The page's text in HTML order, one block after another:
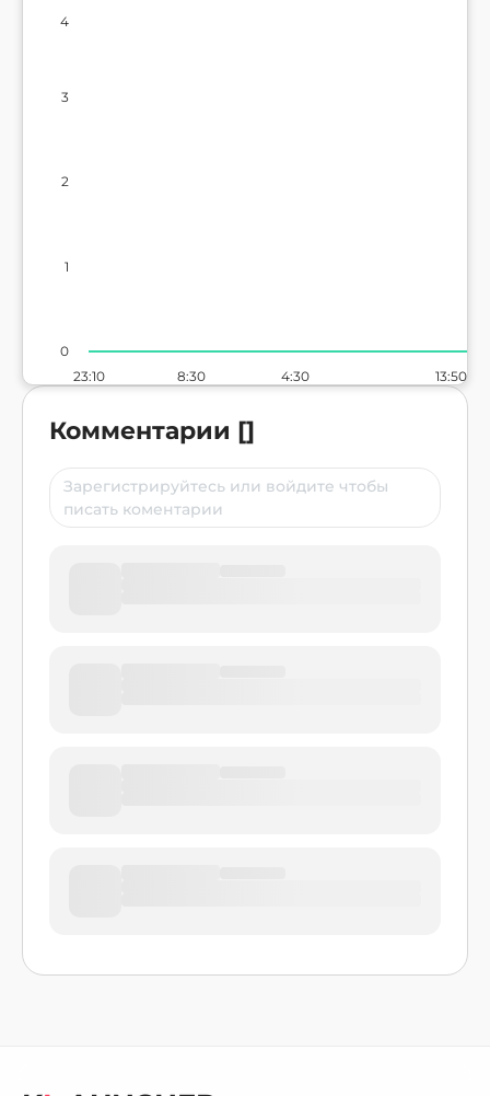
23:10 8:30 4:30 13:50
0
1
2
3
4
Комментарии []